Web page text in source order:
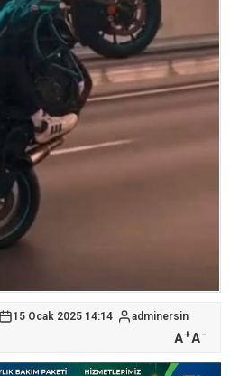
15 Ocak 2025 14:14 adminersin
A+A-